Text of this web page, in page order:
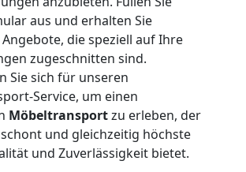
aus und erhalten Sie
die speziell auf Ihre
zugeschnitten sind.
Sie sich für unseren
Service, um einen
Möbeltransportzu erleben, der
und gleichzeitig höchste
und Zuverlässigkeit bietet.